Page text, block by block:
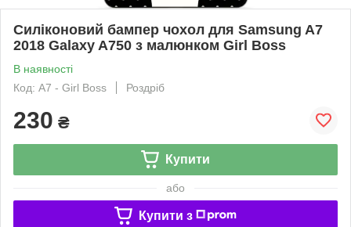
Силіконовий бампер чохол для Samsung A7
2018 Galaxy A750 з малюнком Girl Boss
В наявності
Код: A7 - Girl Boss
Роздріб
230 ₴
Купити
або
Купити з